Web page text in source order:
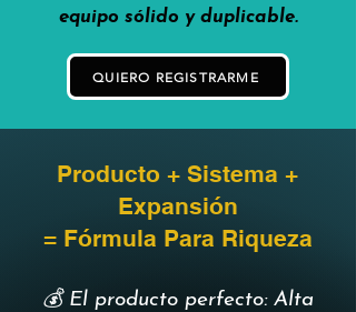
equipo sólido y duplicable.
QUIERO REGISTRARME
Producto + Sistema +
Expansión
= Fórmula Para Riqueza
💰 El producto perfecto: Alta